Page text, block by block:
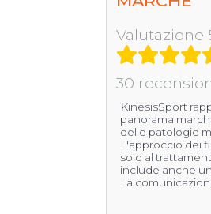
Valutazione
30
KinesisSport
panorama
delle patologie
L'approccio dei
solo al
include anche
La